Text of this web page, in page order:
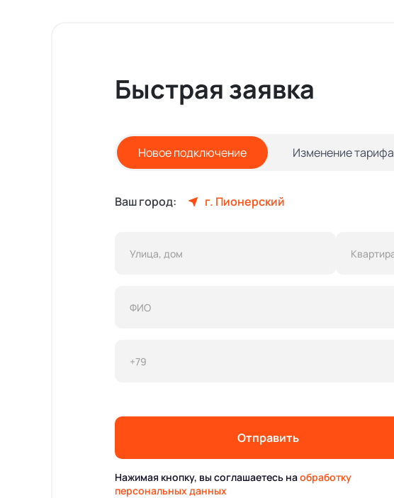
Быстрая заявка
Новое подключение Изменение тарифа
Ваш город: г. Пионерский
Отправить
Нажимая кнопку, вы соглашаетесь наобработку
персональных данных